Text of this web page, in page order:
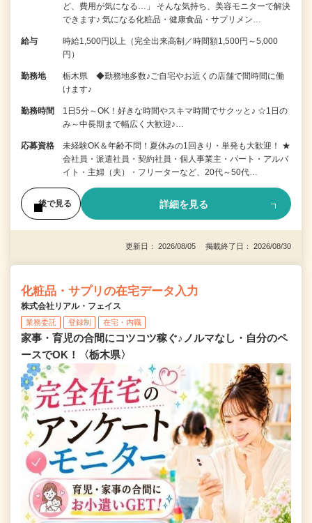
ど、費用が気になる…」 そんな気持ち、美容モニターで解決
できます♪ 気になる化粧品・健康食品・サプリメン…
給与
時給1,500円以上（完全出来高制／時間額1,500円～5,000
円）
勤務地
栃木県 ◆勤務地多数♪ご自宅やお近くの店舗で間時間に働
けます♪
勤務時間
1日5分～OK！好きな時間やスキマ時間でサクッと♪ ☆1日の
み～中長期まで幅広く大歓迎♪…
応募資格
未経験OK＆年齢不問！夏休みの1回きり・単発も大歓迎！ ★
会社員・派遣社員・契約社員・個人事業主・パート・アルバ
イト・主婦（夫）・フリーターなど、20代～50代…
後で見る 詳細を見る
更新日： 2026/08/05 掲載終了日： 2026/08/30
化粧品・サプリの在宅データ入力
株式会社リアル・フェイス
業務委託 登録制 在宅・内職
家事・育児の合間にコツコツ稼ぐ♪ノルマなし・自分のペ
ースでOK！〈栃木県〉